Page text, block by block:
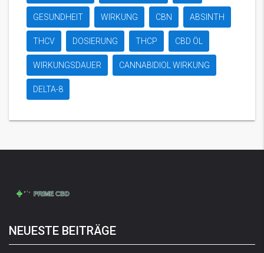
GESUNDHEIT WIRKUNG CBN ABSINTH
THCV DOSIERUNG THCP CBD ÖL
WIRKUNGSDAUER CANNABIDIOL WIRKUNG
DELTA-8
NEUESTE BEITRÄGE